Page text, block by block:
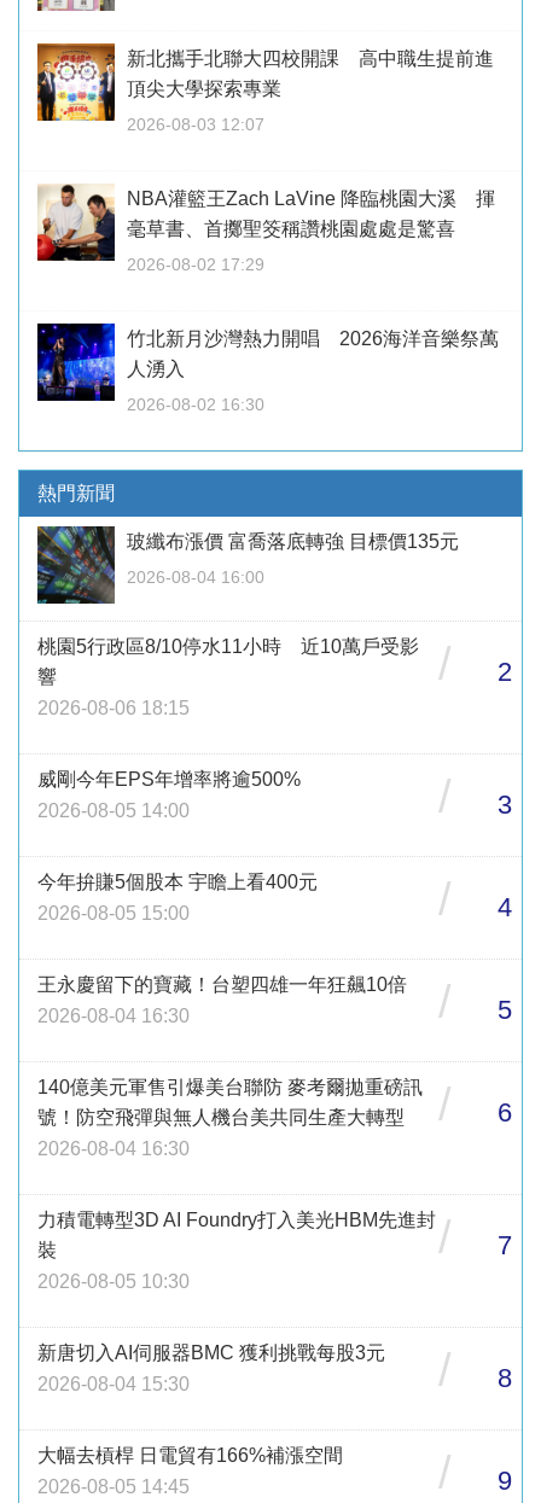
新北攜手北聯大四校開課 高中職生提前進
頂尖大學探索專業
2026-08-03 12:07
NBA灌籃王Zach LaVine 降臨桃園大溪 揮
毫草書、首擲聖筊稱讚桃園處處是驚喜
2026-08-02 17:29
竹北新月沙灣熱力開唱 2026海洋音樂祭萬
人湧入
2026-08-02 16:30
熱門新聞
玻纖布漲價 富喬落底轉強 目標價135元
2026-08-04 16:00
桃園5行政區8/10停水11小時 近10萬戶受影
響
2026-08-06 18:15
/ 2
威剛今年EPS年增率將逾500%
2026-08-05 14:00
/ 3
今年拚賺5個股本 宇瞻上看400元
2026-08-05 15:00
/ 4
王永慶留下的寶藏！台塑四雄一年狂飆10倍
2026-08-04 16:30
/ 5
140億美元軍售引爆美台聯防 麥考爾拋重磅訊
號！防空飛彈與無人機台美共同生產大轉型
2026-08-04 16:30
/ 6
力積電轉型3D AI Foundry打入美光HBM先進封
裝
2026-08-05 10:30
/ 7
新唐切入AI伺服器BMC 獲利挑戰每股3元
2026-08-04 15:30
/ 8
大幅去槓桿 日電貿有166%補漲空間
2026-08-05 14:45
/ 9